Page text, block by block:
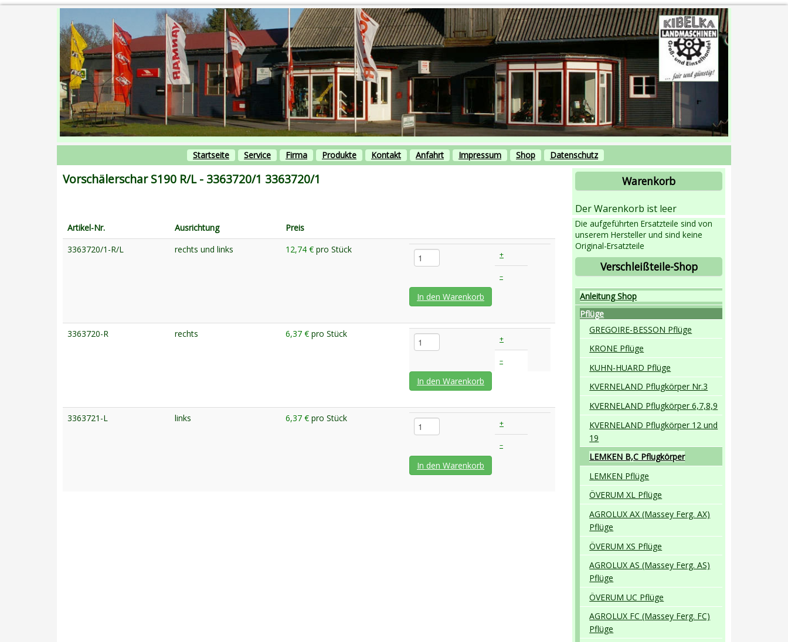
Startseite Service Firma Produkte Kontakt Anfahrt Impressum Shop Datenschutz
Vorschälerschar S190 R/L - 3363720/1 3363720/1
Artikel-Nr. Ausrichtung
Preis
3363720/1-R/L
rechts und links 12,74 € pro Stück +
–
In den Warenkorb
3363720-R rechts 6,37 € pro Stück +
–
In den Warenkorb
3363721-L links 6,37 € pro Stück +
–
In den Warenkorb
Warenkorb
Der Warenkorb ist leer
Die aufgeführten Ersatzteile sind von
unserem Hersteller und sind keine
Original-Ersatzteile
Verschleißteile-Shop
Anleitung Shop
Pflüge
GREGOIRE-BESSON Pflüge
KRONE Pflüge
KUHN-HUARD Pflüge
KVERNELAND Pflugkörper Nr.3
KVERNELAND Pflugkörper 6,7,8,9
KVERNELAND Pflugkörper 12 und
19
LEMKEN B,C Pflugkörper
LEMKEN Pflüge
ÖVERUM XL Pflüge
AGROLUX AX (Massey Ferg. AX)
Pflüge
ÖVERUM XS Pflüge
AGROLUX AS (Massey Ferg. AS)
Pflüge
ÖVERUM UC Pflüge
AGROLUX FC (Massey Ferg. FC)
Pflüge